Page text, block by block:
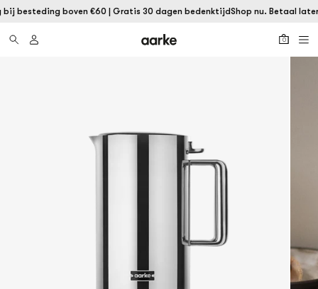
besteding boven €60 | Gratis 30 dagen bedenktijdShop nu. Betaal later
0